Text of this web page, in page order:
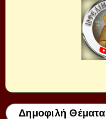
Δημοφιλή Θέματα